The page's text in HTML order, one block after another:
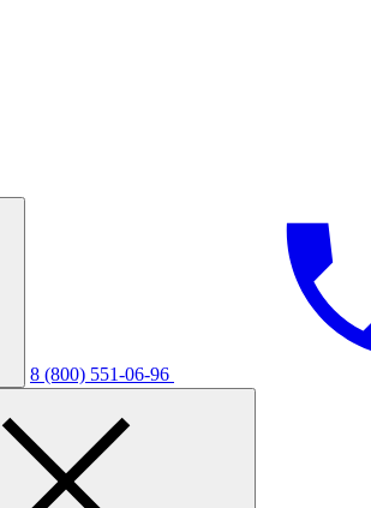
8 (800) 551-06-96